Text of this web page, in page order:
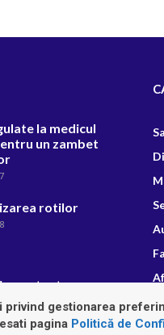
la medicul
un zambet
rotilor
importante
toamnei 2018
2018
gestionarea
pagina Politică de